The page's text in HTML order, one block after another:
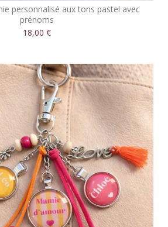
personnalisé aux tons pastel avec
prénoms
18,00 €